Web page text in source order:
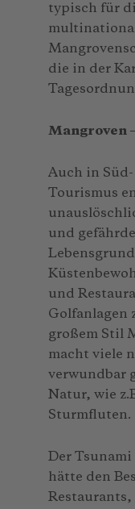
typisch für
die in der
Mangroven
Auch in
Tourismus
und
und
Golfanlagen
großem Stil
macht viele
verwundbar
Natur, wie
Sturmfluten.
Der
hätte den
Restaurants,